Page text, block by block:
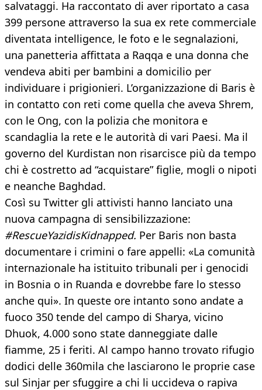
salvataggi. Ha raccontato di aver riportato a casa
399 persone attraverso la sua ex rete commerciale
diventata intelligence, le foto e le segnalazioni,
una panetteria affittata a Raqqa e una donna che
vendeva abiti per bambini a domicilio per
individuare i prigionieri. L’organizzazione di Baris è
in contatto con reti come quella che aveva Shrem,
con le Ong, con la polizia che monitora e
scandaglia la rete e le autorità di vari Paesi. Ma il
governo del Kurdistan non risarcisce più da tempo
chi è costretto ad “acquistare” figlie, mogli o nipoti
e neanche Baghdad.
Così su Twitter gli attivisti hanno lanciato una
nuova campagna di sensibilizzazione:
#RescueYazidisKidnapped. Per Baris non basta
documentare i crimini o fare appelli: «La comunità
internazionale ha istituito tribunali per i genocidi
in Bosnia o in Ruanda e dovrebbe fare lo stesso
anche qui». In queste ore intanto sono andate a
fuoco 350 tende del campo di Sharya, vicino
Dhuok, 4.000 sono state danneggiate dalle
fiamme, 25 i feriti. Al campo hanno trovato rifugio
dodici delle 360mila che lasciarono le proprie case
sul Sinjar per sfuggire a chi li uccideva o rapiva